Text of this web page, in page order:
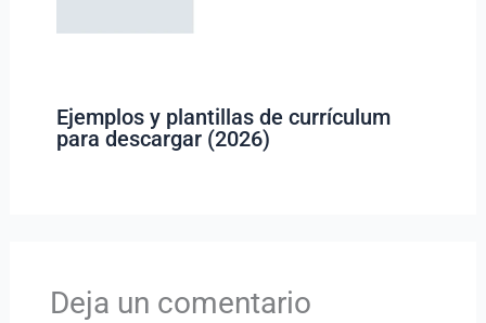
Ejemplos y plantillas de currículum
para descargar (2026)
Deja un comentario